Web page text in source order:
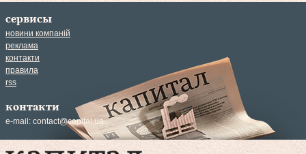
сервисы
новини компаній
реклама
контакти
правила
rss
контакти
e-mail: contact@capital.ua